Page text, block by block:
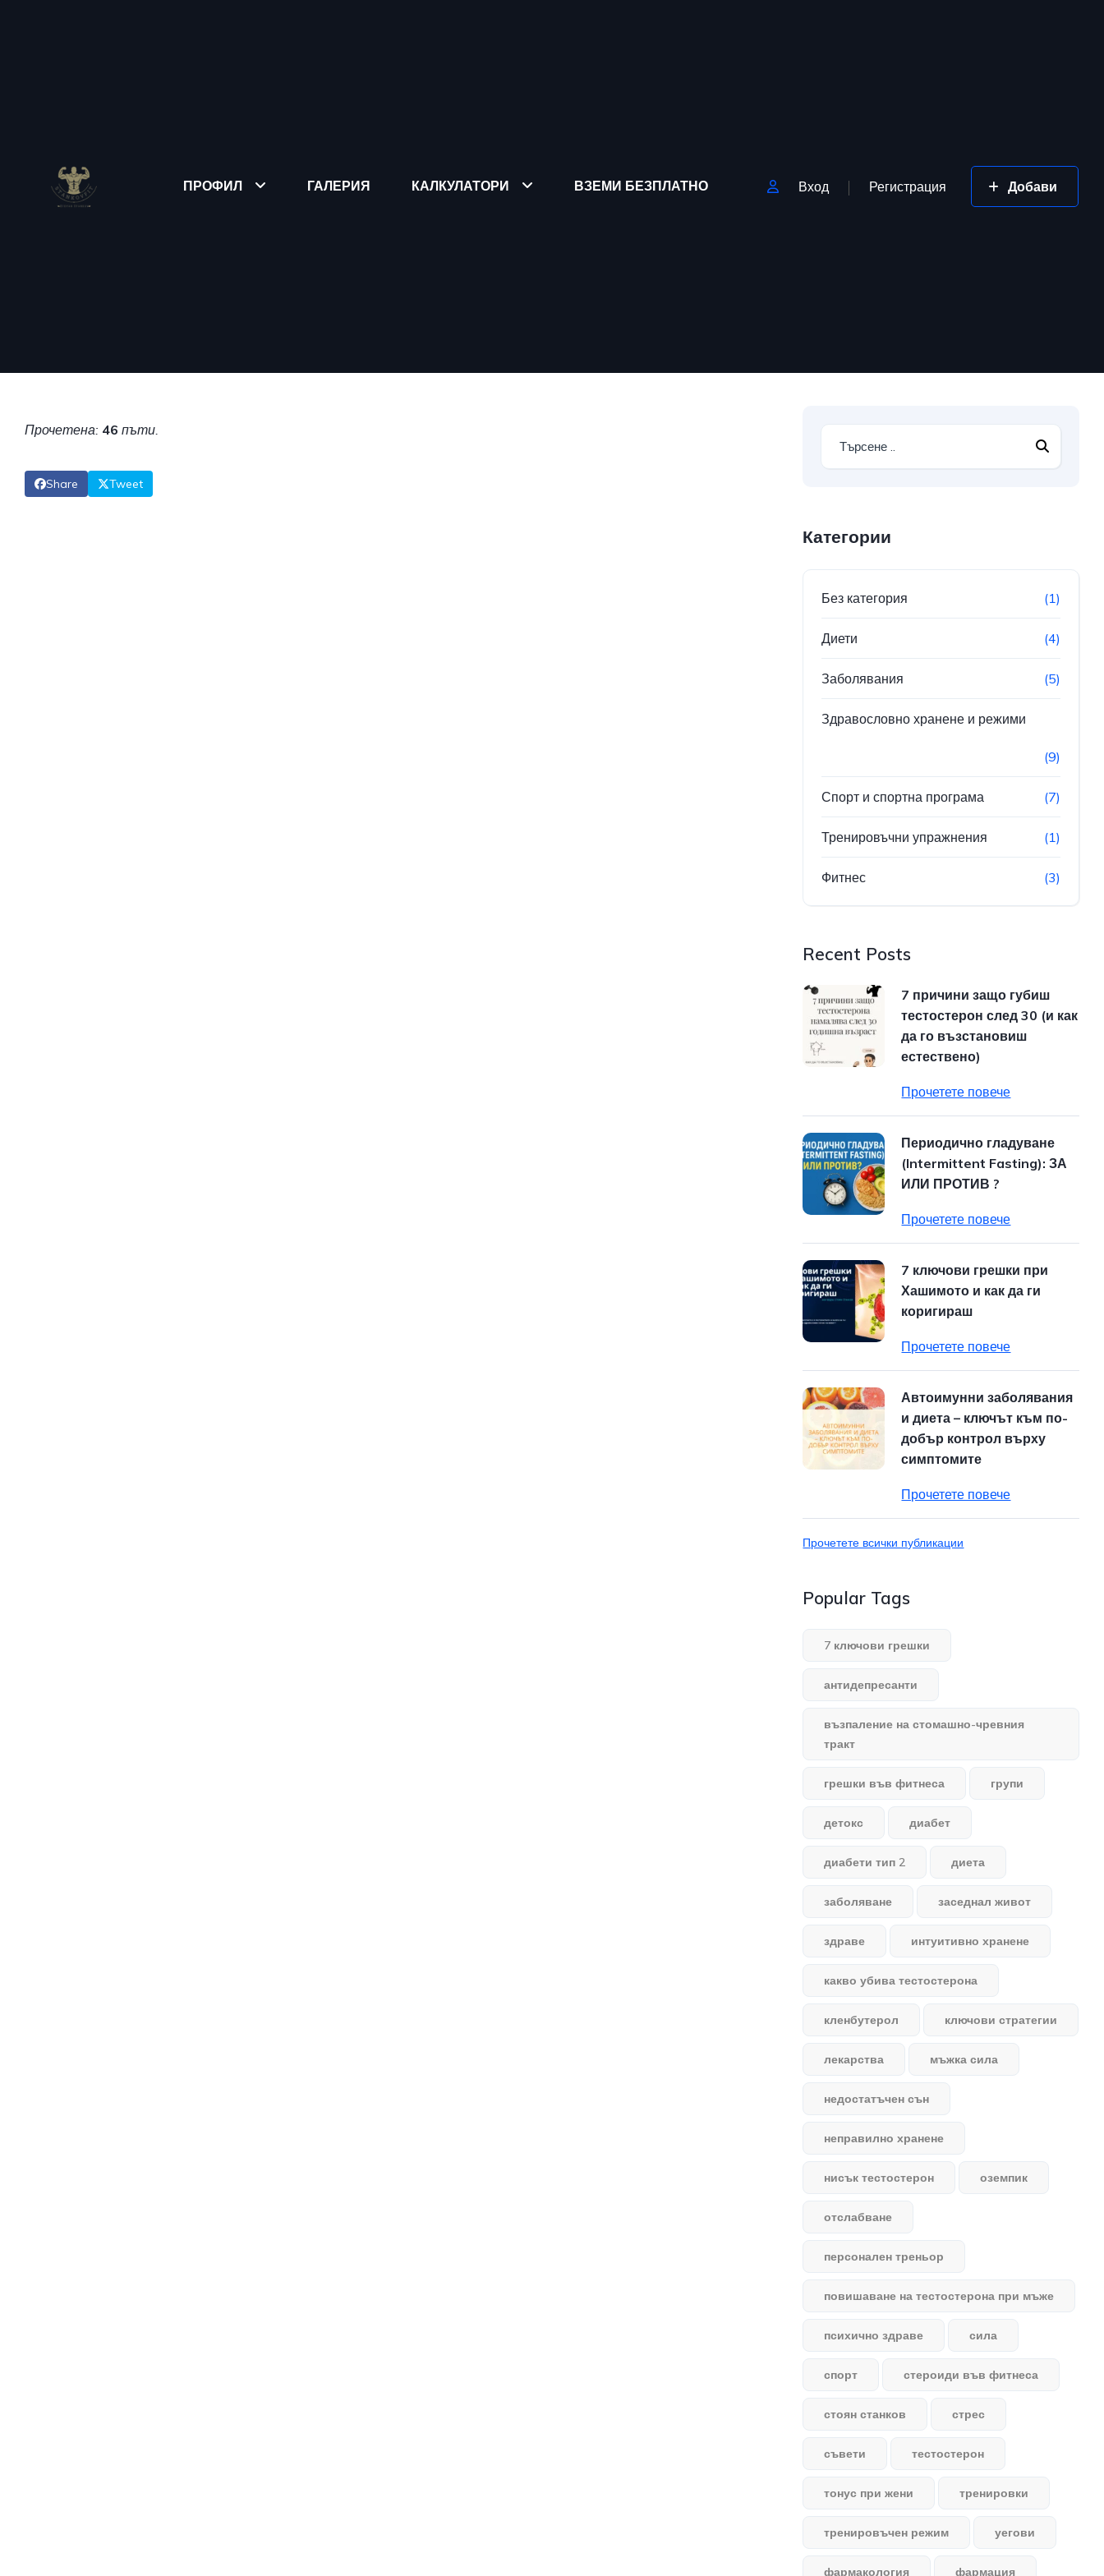
ПРОФИЛ ГАЛЕРИЯ КАЛКУЛАТОРИ ВЗЕМИ БЕЗПЛАТНО Вход Регистрация Добави
Прочетена: 46 пъти.
Share Tweet
Категории
Без категория (1)
Диети (4)
Заболявания (5)
Здравословно хранене и режими
(9)
Спорт и спортна програма (7)
Тренировъчни упражнения (1)
Фитнес (3)
Recent Posts
7 причини защо губиш
тестостерон след 30 (и как
да го възстановиш
естествено)
Прочетете повече
Периодично гладуване
(Intermittent Fasting): ЗА
ИЛИ ПРОТИВ ?
Прочетете повече
7 ключови грешки при
Хашимото и как да ги
коригираш
Прочетете повече
Автоимунни заболявания
и диета – ключът към по-
добър контрол върху
симптомите
Прочетете повече
Прочетете всички публикации
Popular Tags
7 ключови грешки
антидепресанти
възпаление на стомашно-чревния
тракт
грешки във фитнеса групи
детокс диабет
диабети тип 2 диета
заболяване заседнал живот
здраве интуитивно хранене
какво убива тестостерона
кленбутерол ключови стратегии
лекарства мъжка сила
недостатъчен сън
неправилно хранене
нисък тестостерон оземпик
отслабване
персонален треньор
повишаване на тестостерона при мъже
психично здраве сила
спорт стероиди във фитнеса
стоян станков стрес
съвети тестостерон
тонус при жени тренировки
тренировъчен режим уегови
фармакология фармация